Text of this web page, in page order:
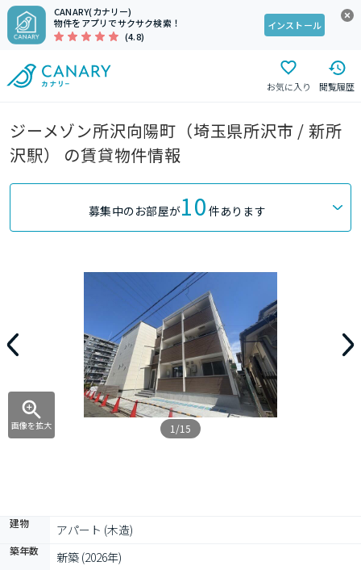
CANARY(カナリー)
物件をアプリでサクサク検索！
(4.8)
インストール
お気に入り 閲覧履歴
ジーメゾン所沢向陽町（埼玉県所沢市 / 新所
沢駅） の賃貸物件情報
募集中のお部屋が10 件あります
画像を拡大 1/15
建物 アパート (木造)
築年数 新築 (2026年)